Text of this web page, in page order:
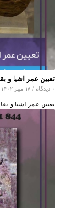
تعیین عمر اشیا و
۰ دیدگاه / ۱۷ مهر ۱۴۰۲
تعیین عمر اشیا و